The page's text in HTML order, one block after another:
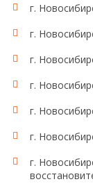
г.
г.
г.
г.
г.
г.
г.